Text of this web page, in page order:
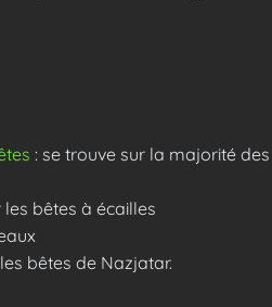
: se trouve sur la majorité des
bêtes à écailles
bêtes de Nazjatar.